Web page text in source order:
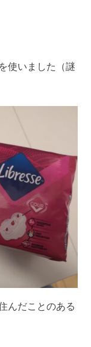
使いました（謎
んだことのある